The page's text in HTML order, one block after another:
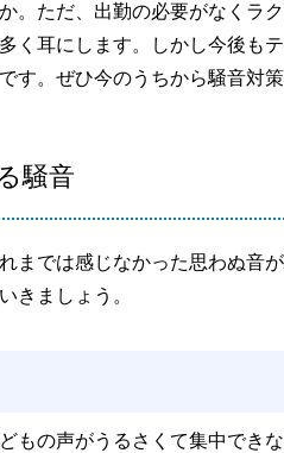
。ただ、出勤の必要がなくラ
く耳にします。しかし今後も
す。ぜひ今のうちから騒音対
騒音
までは感じなかった思わぬ音
きましょう。
もの声がうるさくて集中でき